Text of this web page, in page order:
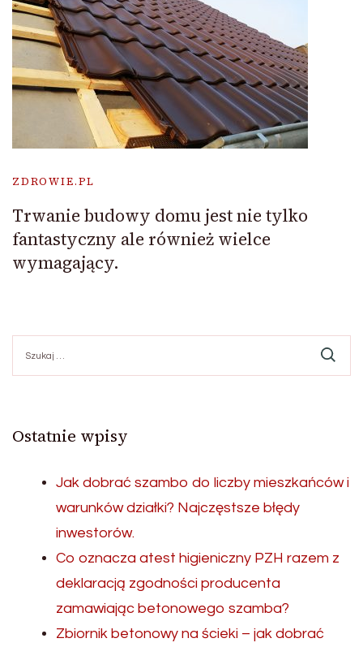
ZDROWIE.PL
Trwanie budowy domu jest nie tylko
fantastyczny ale również wielce
wymagający.
Ostatnie wpisy
Jak dobrać szambo do liczby mieszkańców i
warunków działki? Najczęstsze błędy
inwestorów.
Co oznacza atest higieniczny PZH razem z
deklaracją zgodności producenta
zamawiając betonowego szamba?
Zbiornik betonowy na ścieki – jak dobrać